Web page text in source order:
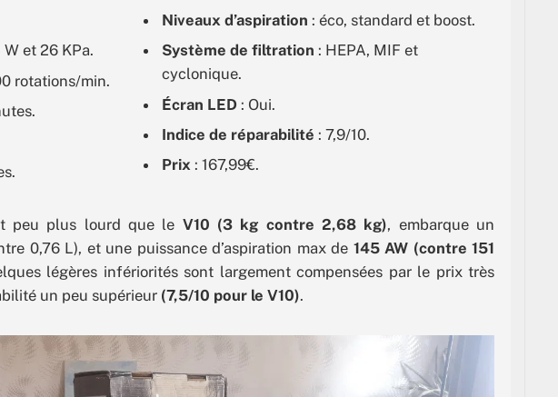
W et 26 KPa.
rotations/min.
Niveaux d’aspiration : éco, standard et boost.
Système de filtration : HEPA, MIF et
cyclonique.
Écran LED : Oui.
Indice de réparabilité : 7,9/10.
Prix : 167,99€.
peu plus lourd que le V10 (3 kg contre 2,68 kg), embarque un
0,76 L), et une puissance d’aspiration max de 145 AW (contre 151
légères infériorités sont largement compensées par le prix très
un peu supérieur (7,5/10 pour le V10).